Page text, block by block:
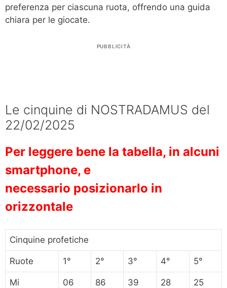
preferenza per ciascuna ruota, offrendo una guida
chiara per le giocate.
PUBBLICITÀ
Le cinquine di NOSTRADAMUS del
22/02/2025
Per leggere bene la tabella, in alcuni
smartphone, e
necessario posizionarlo in
orizzontale
Cinquine profetiche
Ruote 1° 2° 3° 4° 5°
Mi 06 86 39 28 25